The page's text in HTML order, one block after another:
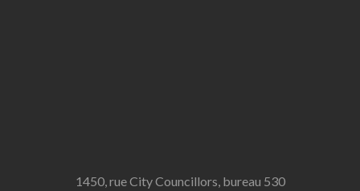
1450, rue City Councillors, bureau 530